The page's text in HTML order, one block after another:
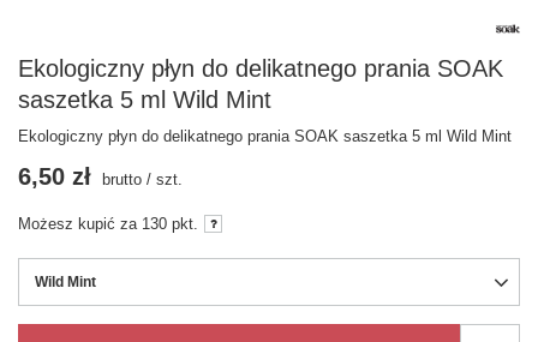
Ekologiczny płyn do delikatnego prania SOAK
saszetka 5 ml Wild Mint
Ekologiczny płyn do delikatnego prania SOAK saszetka 5 ml Wild Mint
Wild Mint
6,50 zł brutto / szt.
Możesz kupić za 130 pkt.